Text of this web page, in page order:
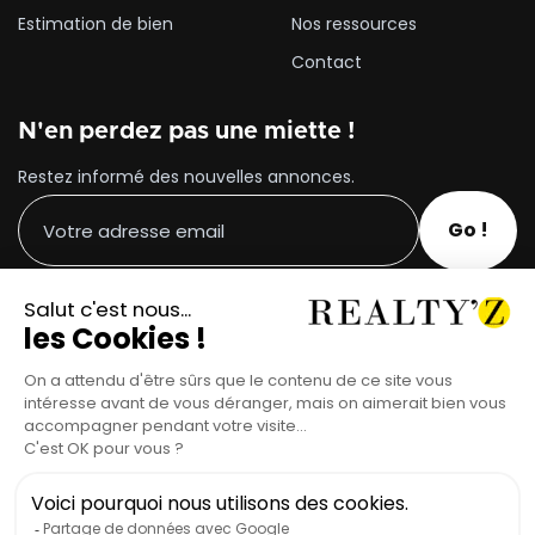
Estimation de bien
Nos ressources
Contact
N'en perdez pas une miette !
Restez informé des nouvelles annonces.